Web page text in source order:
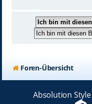
Foren-Übersicht
Absolution